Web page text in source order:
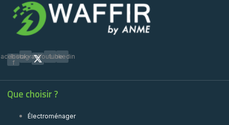
f
InstagramYoutubeLinkedin
Que choisir ?
Électroménager